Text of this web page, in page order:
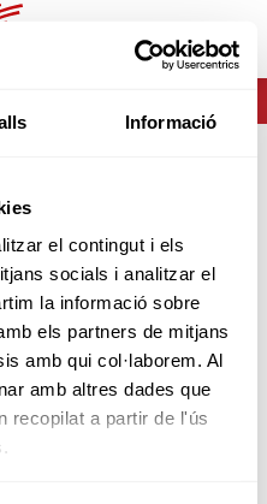
Informació
el contingut i els
socials i analitzar el
la informació sobre
els partners de mitjans
amb qui col·laborem. Al
amb altres dades que
recopilat a partir de l'ús
ca es
que estas buscando no